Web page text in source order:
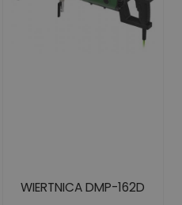
WIERTNICA DMP-162D